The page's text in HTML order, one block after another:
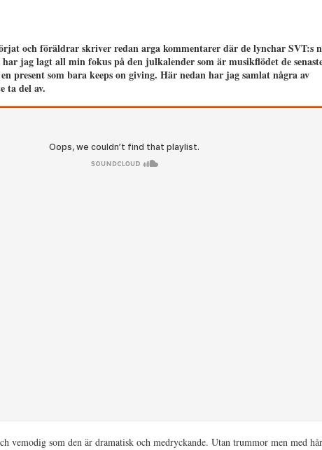
och föräldrar skriver redan arga kommentarer där de lynchar SVT:s
jag lagt all min fokus på den julkalender som är musikflödet de
present som bara keeps on giving. Här nedan har jag samlat några av
ta del av.
vemodig som den är dramatisk och medryckande. Utan trummor men med